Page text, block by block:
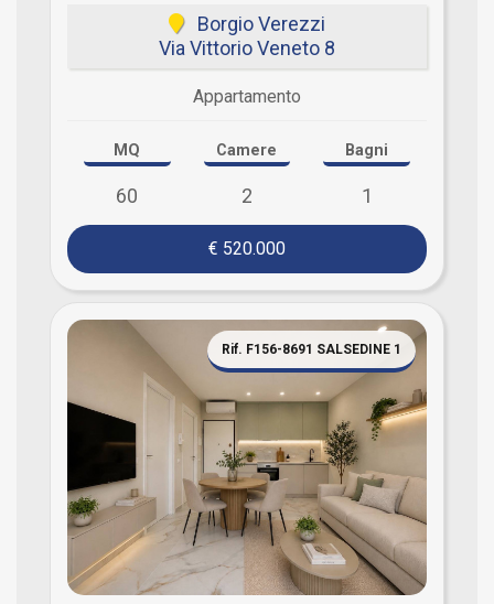
Borgio Verezzi
Via Vittorio Veneto 8
Appartamento
MQ
60
Camere
2
Bagni
1
€ 520.000
Rif. F156-8691 SALSEDINE 1